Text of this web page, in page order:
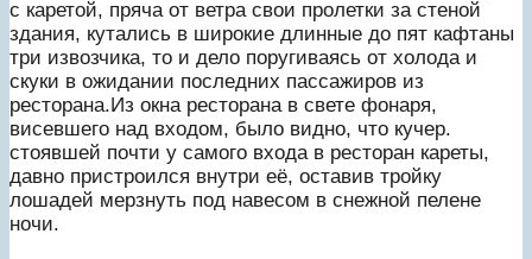
с каретой, пряча от ветра свои пролетки за стеной
здания, кутались в широкие длинные до пят кафтаны
три извозчика, то и дело поругиваясь от холода и
скуки в ожидании последних пассажиров из
ресторана.Из окна ресторана в свете фонаря,
висевшего над входом, было видно, что кучер.
стоявшей почти у самого входа в ресторан кареты,
давно пристроился внутри её, оставив тройку
лошадей мерзнуть под навесом в снежной пелене
ночи.